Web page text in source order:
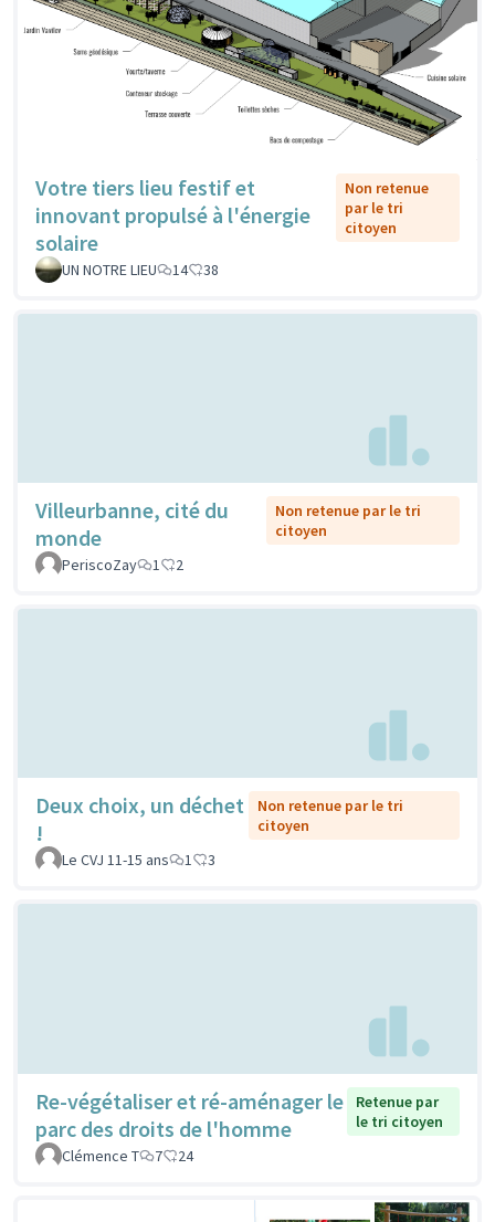
Votre tiers lieu festif et
innovant propulsé à l'énergie
solaire
Non retenue
par le tri
citoyen
UN NOTRE LIEU 14 38
Villeurbanne, cité du
monde
Non retenue par le tri
citoyen
PeriscoZay
1 2
Deux choix, un déchet
!
Non retenue par le tri
citoyen
Le CVJ 11-15 ans
1 3
Re-végétaliser et ré-aménager le
parc des droits de l'homme
Retenue par
le tri citoyen
Clémence T
7 24